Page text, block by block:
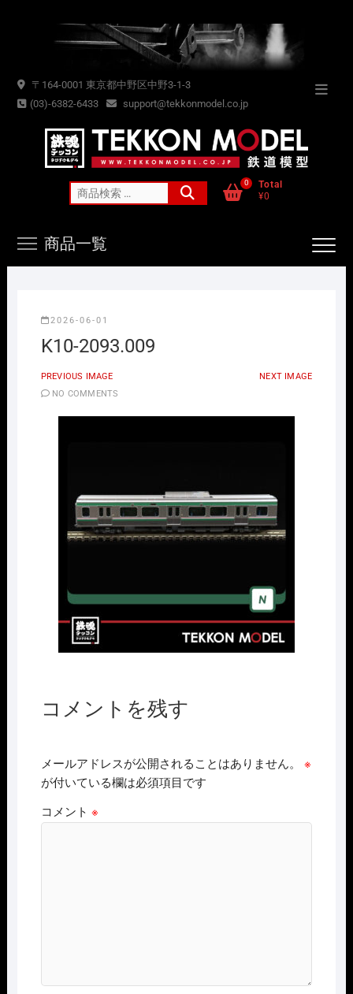
〒164-0001 東京都中野区中野3-1-3
(03)-6382-6433
support@tekkonmodel.co.jp
索
0
Total
¥0
商品一覧
2026-06-01
K10-2093.009
PREVIOUS IMAGE
NEXT IMAGE
NO COMMENTS
コメントを残す
メールアドレスが公開されることはありません。
※
が付いている欄は必須項目です
コメント ※